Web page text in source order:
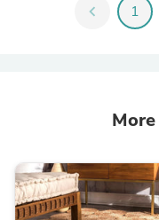
chevron_left 1